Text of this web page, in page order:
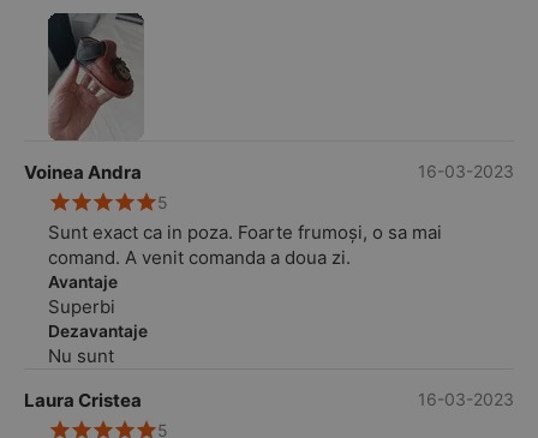
comanda, procesarea comenzii, livrare si nu in
ultimul rand calitatea produsului. ❤️
Voinea Andra
16-03-2023
5
Sunt exact ca in poza. Foarte frumoși, o sa mai
comand. A venit comanda a doua zi.
Avantaje
Superbi
Dezavantaje
Nu sunt
Laura Cristea
16-03-2023
5